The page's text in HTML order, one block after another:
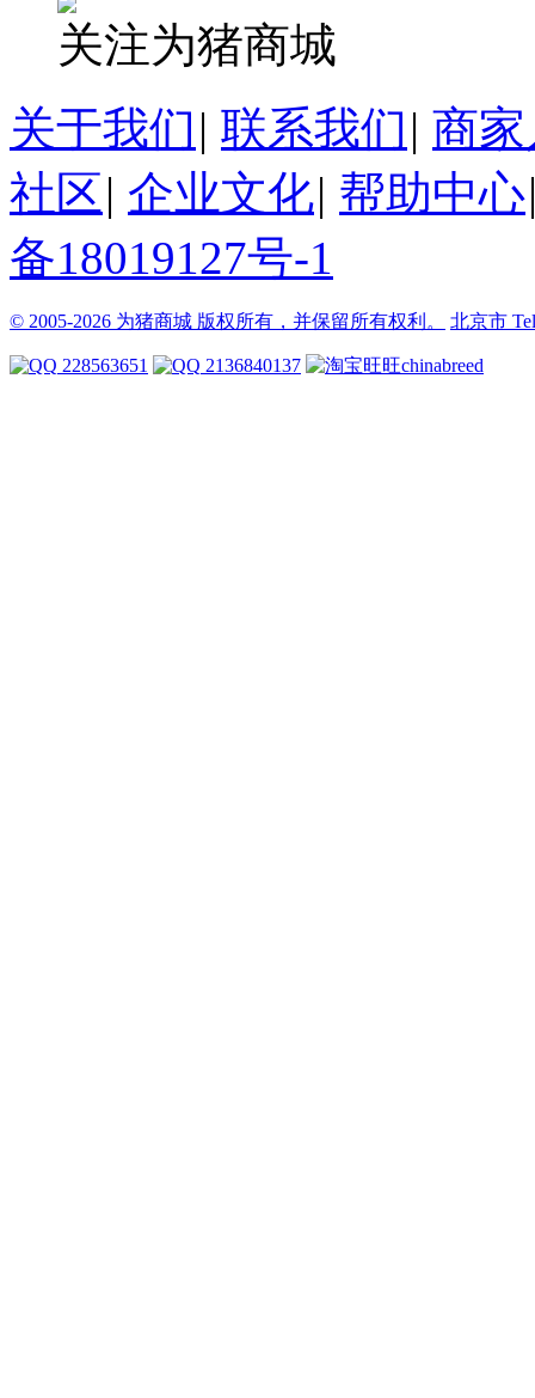
关注为猪商城
关于我们 | 联系我们 | 商
社区| 企业文化| 帮助中心
备18019127号-1
© 2005-2026 为猪商城 版权所有，并保留所有权利。 北京市
228563651 2136840137 chinabreed